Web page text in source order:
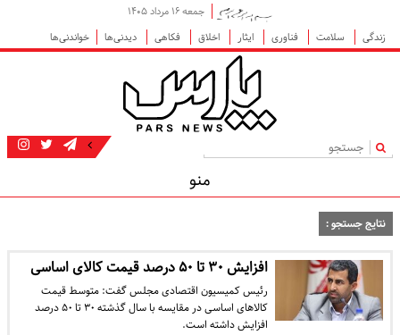
جمعه ۱۶ مرداد ۱۴۰۵
زندگی
سلامت فناوری ایثار اخلاق فکاهی دیدنی‌ها خواندنی‌ها
|
منو
نتایج جستجو :
افزایش ۳۰ تا ۵۰ درصد قیمت کالای اساسی
رئیس کمیسیون اقتصادی مجلس گفت: متوسط قیمت
کالا‌های اساسی در مقایسه با سال گذشته ۳۰ تا ۵۰ درصد
افزایش داشته است.